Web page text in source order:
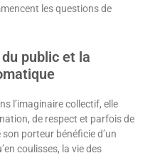
les questions de
public et la
l’imaginaire collectif, elle
de respect et parfois de
porteur bénéficie d’un
coulisses, la vie des